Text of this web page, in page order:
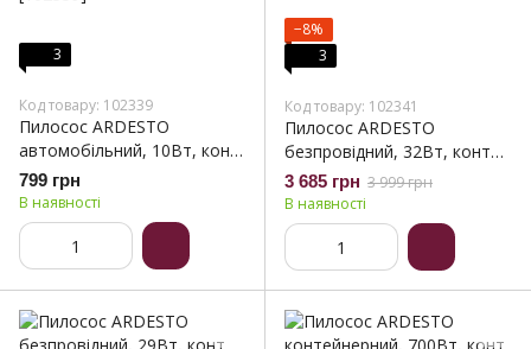
3
Код товару: 102339
Пилосос ARDESTO
автомобільний, 10Вт, конт
пил -0.15л, автон. робота
до 12хв, HEPA,
Вертикальне зберігання,
чорний (CVC-D02PB)
799 грн
В наявності
−8%
3
Код товару: 102341
Пилосос ARDESTO
безпровідний, 32Вт, конт
пил -0.6л, автон. робота до
60хв, HEPA, турбощітка з
LED, чорно-синій (CVC-
D0611BB)
3 685 грн 3 999 грн
В наявності